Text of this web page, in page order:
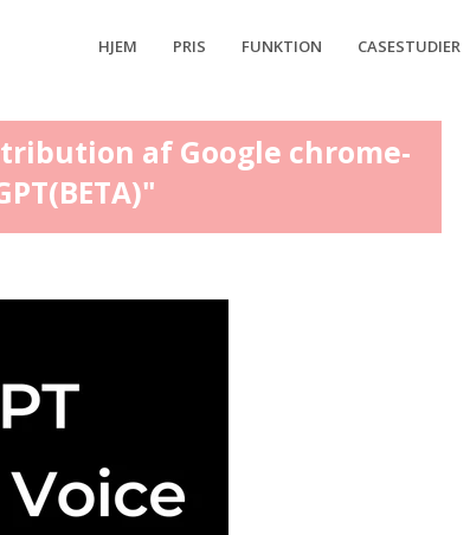
HJEM PRIS FUNKTION CASESTUDIER
af Google chrome-